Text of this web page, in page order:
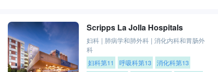
Scripps La Jolla Hospitals
妇科 | 肺病学和肺外科 |消化内科和胃肠外
科
妇科第11
呼吸科第13 消化科第13